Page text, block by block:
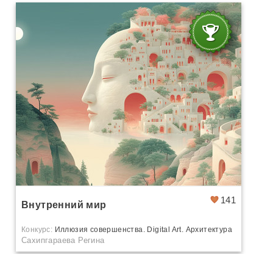
141
Внутренний мир
Конкурс: Иллюзия совершенства. Digital Art. Архитектура
Сахипгараева Регина